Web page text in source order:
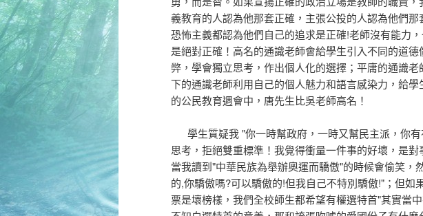
義教育的人認為他那套正確，主張公投的人認為他們那
恐怖主義都認為他們自己的追求是正確!老師沒有能力
是絕對正確！高名的通識老師會給學生引入不同的道
弊，學會獨立思考，作出個人化的選擇；平庸的通識
下的通識老師利用自己的個人魅力和語言感染力，給
的公民教育週會中，唐先生比吳老師高名！
學生質疑我 "你一時幫政府，一時又幫民主派，你
思考，拒絕雙重標準！我覺得衝量一件事的好壞，是對
當我讀到"中華民族為舉辦奧運而驕傲"的時候會偷笑，
的,你驕傲嗎?可以驕傲的!但我自己不特別驕傲!"；但如
票是壞榜樣，我們全校師生都希望有權選特首"其實當